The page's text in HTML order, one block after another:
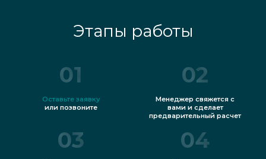
Этапы работы
01
Оставьте заявку
или позвоните
02
Менеджер свяжется с
вами и сделает
предварительный расчет
03 04